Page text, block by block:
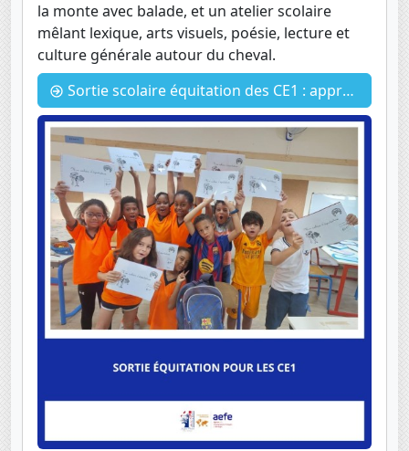
la monte avec balade, et un atelier scolaire
mêlant lexique, arts visuels, poésie, lecture et
culture générale autour du cheval.
Sortie scolaire équitation des CE1 : apprendre autrement, au grand air